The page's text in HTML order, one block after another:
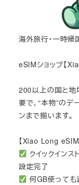
海外旅行・一時帰
eSIMショップ【
200以上の国と地
要で、“本物”のデ
ンまで揃います。
【Xiao Long eSIM
クイックイン
設定完了
何GB使っても